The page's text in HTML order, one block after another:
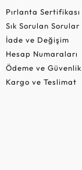
Pırlanta Sertifikası
Sık Sorulan Sorular
İade ve Değişim
Hesap Numaraları
Ödeme ve Güvenlik
Kargo ve Teslimat